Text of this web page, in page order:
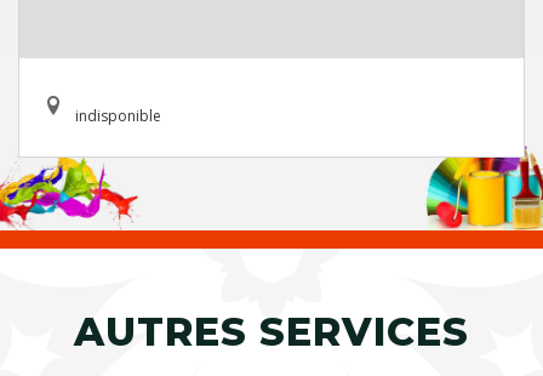
indisponible
AUTRES SERVICES